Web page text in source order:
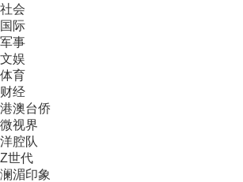
社会
国际
军事
文娱
体育
财经
港澳台侨
微视界
洋腔队
Z世代
澜湄印象